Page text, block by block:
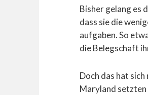
Bisher gelang es
dass sie die
aufgaben. So
die Belegschaft
Doch das hat
Maryland